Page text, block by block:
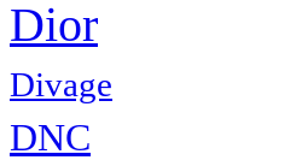
Dior
Divage
DNC